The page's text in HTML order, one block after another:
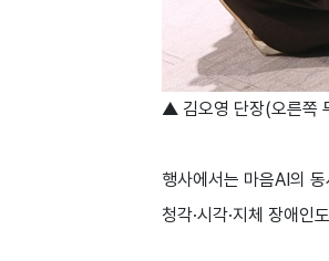
▲ 김오영 단장(오른쪽
행사에서는 마음AI의
청각·시각·지체 장애인